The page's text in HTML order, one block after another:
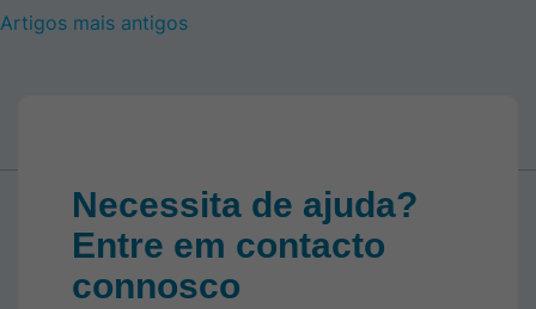
Artigos mais antigos
Necessita de ajuda?
Entre em contacto
connosco